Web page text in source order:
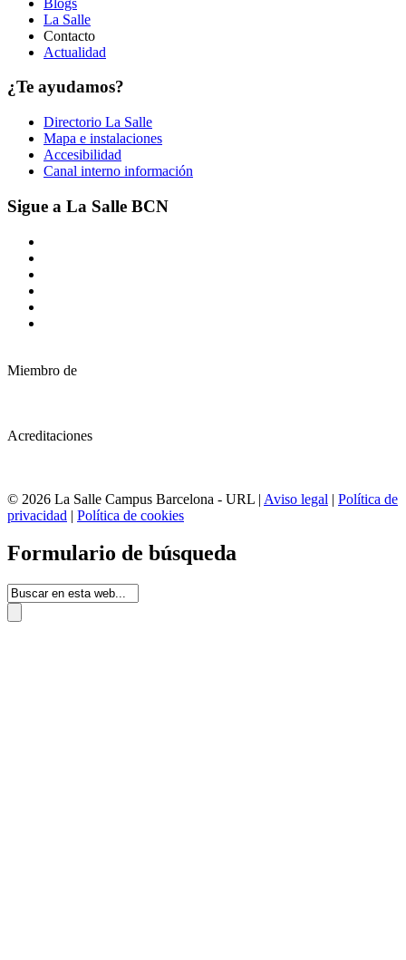
La Salle
Contacto
Actualidad
¿Te ayudamos?
Directorio La Salle
Mapa e instalaciones
Accesibilidad
Canal interno información
Sigue a La Salle BCN
Miembro de
Acreditaciones
© 2026 La Salle Campus Barcelona - URL | Aviso legal | Política de
privacidad | Política de cookies
Formulario de búsqueda